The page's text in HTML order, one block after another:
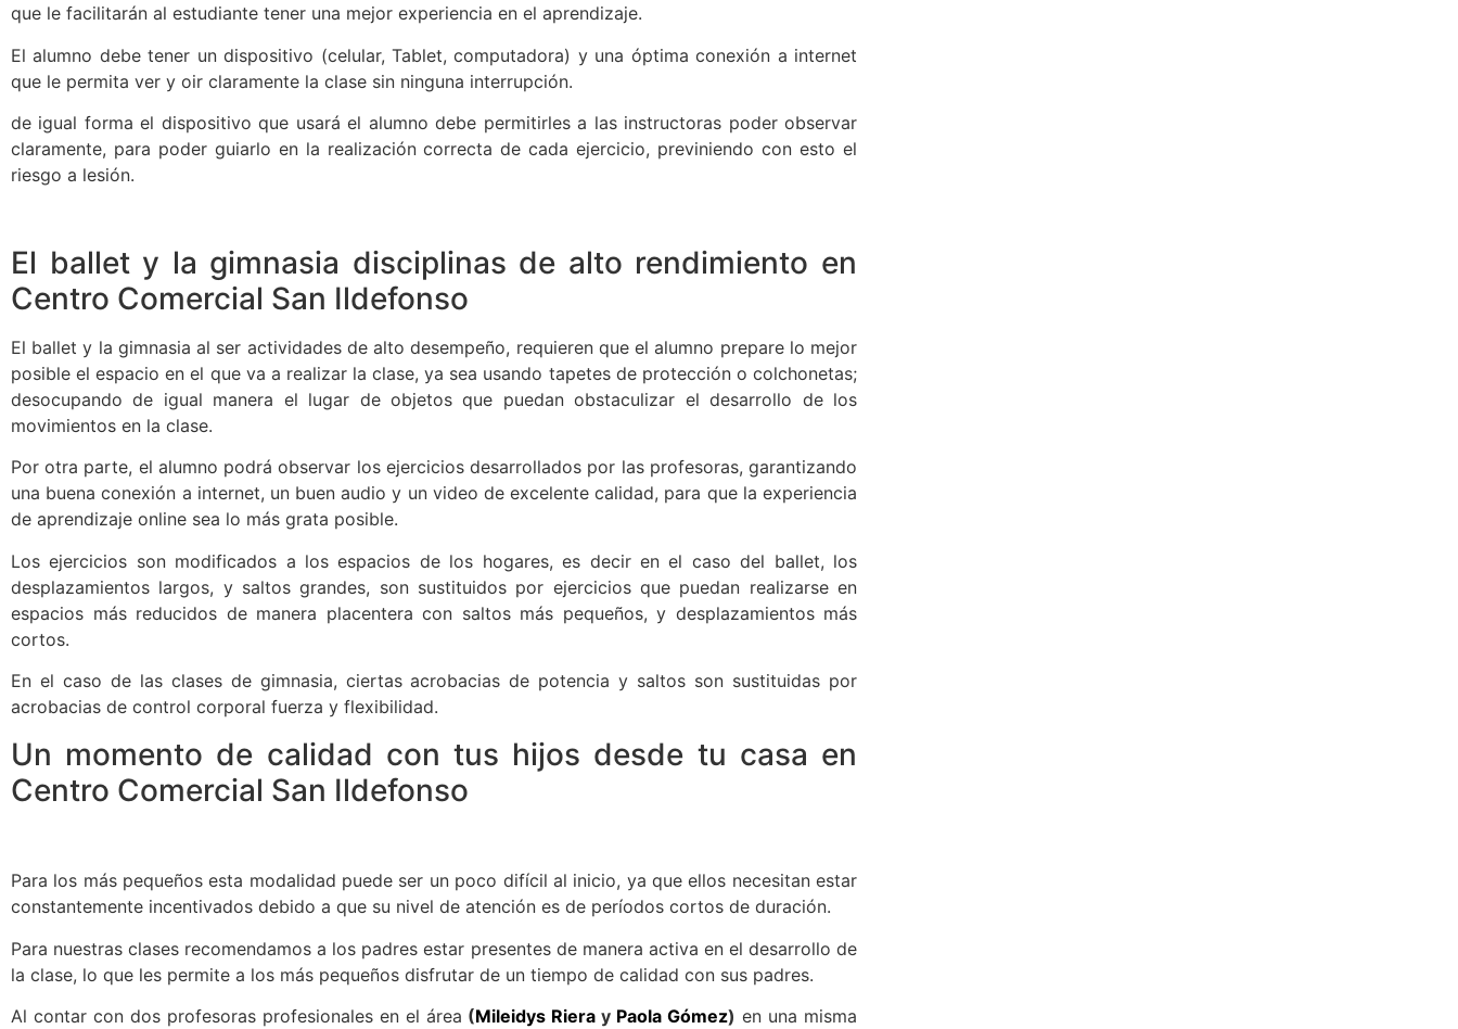
que le facilitarán al estudiante tener una mejor experiencia en el aprendizaje.
El alumno debe tener un dispositivo (celular, Tablet, computadora) y una óptima conexión a internet
que le permita ver y oir claramente la clase sin ninguna interrupción.
de igual forma el dispositivo que usará el alumno debe permitirles a las instructoras poder observar
claramente, para poder guiarlo en la realización correcta de cada ejercicio, previniendo con esto el
riesgo a lesión.
El ballet y la gimnasia disciplinas de alto rendimiento en
Centro Comercial San Ildefonso
El ballet y la gimnasia al ser actividades de alto desempeño, requieren que el alumno prepare lo mejor
posible el espacio en el que va a realizar la clase, ya sea usando tapetes de protección o colchonetas;
desocupando de igual manera el lugar de objetos que puedan obstaculizar el desarrollo de los
movimientos en la clase.
Por otra parte, el alumno podrá observar los ejercicios desarrollados por las profesoras, garantizando
una buena conexión a internet, un buen audio y un video de excelente calidad, para que la experiencia
de aprendizaje online sea lo más grata posible.
Los ejercicios son modificados a los espacios de los hogares, es decir en el caso del ballet, los
desplazamientos largos, y saltos grandes, son sustituidos por ejercicios que puedan realizarse en
espacios más reducidos de manera placentera con saltos más pequeños, y desplazamientos más
cortos.
En el caso de las clases de gimnasia, ciertas acrobacias de potencia y saltos son sustituidas por
acrobacias de control corporal fuerza y flexibilidad.
Un momento de calidad con tus hijos desde tu casa en
Centro Comercial San Ildefonso
Para los más pequeños esta modalidad puede ser un poco difícil al inicio, ya que ellos necesitan estar
constantemente incentivados debido a que su nivel de atención es de períodos cortos de duración.
Para nuestras clases recomendamos a los padres estar presentes de manera activa en el desarrollo de
la clase, lo que les permite a los más pequeños disfrutar de un tiempo de calidad con sus padres.
Al contar con dos profesoras profesionales en el área (Mileidys Riera y Paola Gómez) en una misma